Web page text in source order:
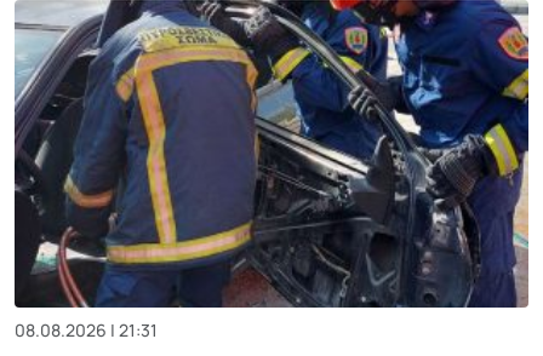
08.08.2026 | 21:31